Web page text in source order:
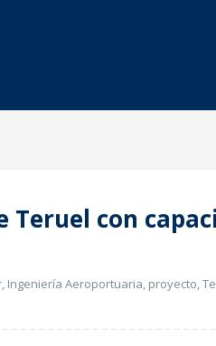
Teruel con
, Ingeniería Aeroportuaria, proyecto,